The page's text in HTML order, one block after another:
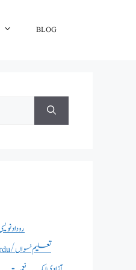
BLOG
روداد
essay on taleem e niswan in urdu/تعلیم نسواں